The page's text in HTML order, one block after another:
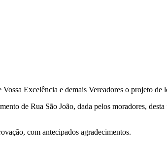
Vossa Excelência e demais Vereadores o projeto
de Rua São João, dada pelos moradores,
com antecipados agradecimentos.